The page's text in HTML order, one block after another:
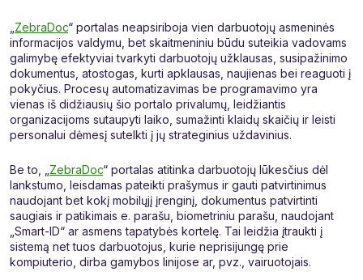
ZebraDoc“ portalas neapsiriboja vien darbuotojų asmeninės
informacijos valdymu, bet skaitmeniniu būdu suteikia vadovams
galimybę efektyviai tvarkyti darbuotojų užklausas, susipažinimo
dokumentus, atostogas, kurti apklausas, naujienas bei reaguoti į
pokyčius. Procesų automatizavimas be programavimo yra
vienas iš didžiausių šio portalo privalumų, leidžiantis
organizacijoms sutaupyti laiko, sumažinti klaidų skaičių ir leisti
personalui dėmesį sutelkti į jų strateginius uždavinius.
Be to, „ ZebraDoc“ portalas atitinka darbuotojų lūkesčius dėl
lankstumo, leisdamas pateikti prašymus ir gauti patvirtinimus
naudojant bet kokį mobilųjį įrenginį, dokumentus patvirtinti
saugiais ir patikimais e. parašu, biometriniu parašu, naudojant
„Smart-ID“ ar asmens tapatybės kortelę. Tai leidžia įtraukti į
sistemą net tuos darbuotojus, kurie neprisijungę prie
kompiuterio, dirba gamybos linijose ar, pvz., vairuotojais.